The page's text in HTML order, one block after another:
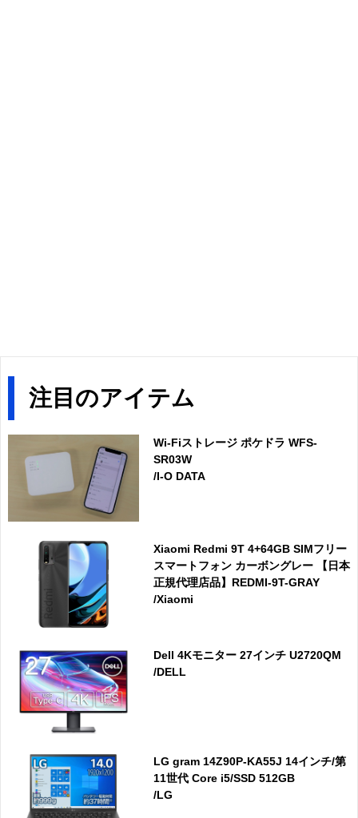
注目のアイテム
Wi-Fiストレージ ポケドラ WFS-
SR03W
/I-O DATA
Xiaomi Redmi 9T 4+64GB SIMフリー
スマートフォン カーボングレー 【日本
正規代理店品】REDMI-9T-GRAY
/Xiaomi
Dell 4Kモニター 27インチ U2720QM
/DELL
LG gram 14Z90P-KA55J 14インチ/第
11世代 Core i5/SSD 512GB
/LG